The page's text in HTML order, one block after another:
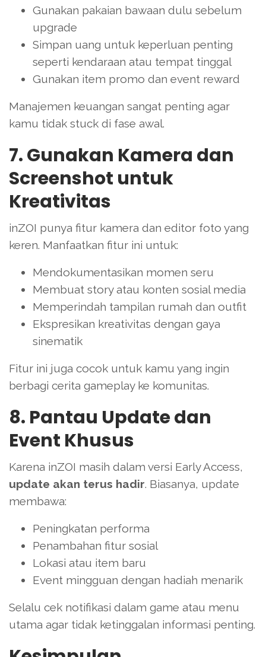
Gunakan pakaian bawaan dulu sebelum
upgrade
Simpan uang untuk keperluan penting
seperti kendaraan atau tempat tinggal
Gunakan item promo dan event reward
Manajemen keuangan sangat penting agar
kamu tidak stuck di fase awal.
7. Gunakan Kamera dan
Screenshot untuk
Kreativitas
inZOI punya fitur kamera dan editor foto yang
keren. Manfaatkan fitur ini untuk:
Mendokumentasikan momen seru
Membuat story atau konten sosial media
Memperindah tampilan rumah dan outfit
Ekspresikan kreativitas dengan gaya
sinematik
Fitur ini juga cocok untuk kamu yang ingin
berbagi cerita gameplay ke komunitas.
8. Pantau Update dan
Event Khusus
Karena inZOI masih dalam versi Early Access,
update akan terus hadir. Biasanya, update
membawa:
Peningkatan performa
Penambahan fitur sosial
Lokasi atau item baru
Event mingguan dengan hadiah menarik
Selalu cek notifikasi dalam game atau menu
utama agar tidak ketinggalan informasi penting.